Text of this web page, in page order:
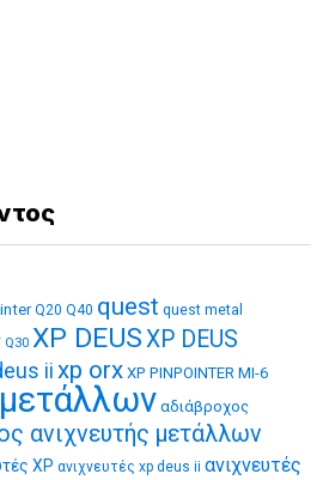
Q20 Q40 quest quest metal
Q30 XP DEUSXP DEUS
ii xp orx XP PINPOINTER MI-6
αδιάβροχος
ανιχνευτής μετάλλων
XP ανιχνευτές xp deus ii ανιχνευτές